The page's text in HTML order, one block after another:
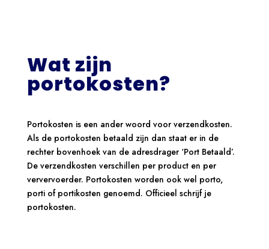
Wat zijn
portokosten?
Portokosten is een ander woord voor verzendkosten.
Als de portokosten betaald zijn dan staat er in de
rechter bovenhoek van de adresdrager ‘Port Betaald’.
De verzendkosten verschillen per product en per
ververvoerder. Portokosten worden ook wel porto,
porti of portikosten genoemd. Officieel schrijf je
portokosten.